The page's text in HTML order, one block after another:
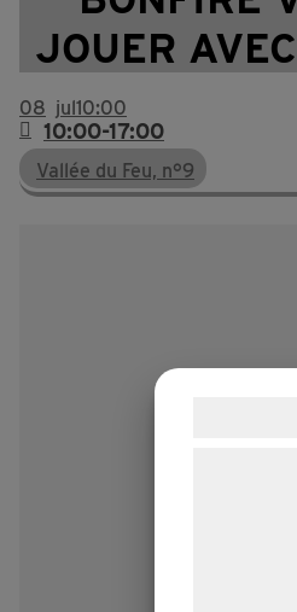
JOUER
08 jul10:00
10:00-17:00
Vallée du Feu, n°9